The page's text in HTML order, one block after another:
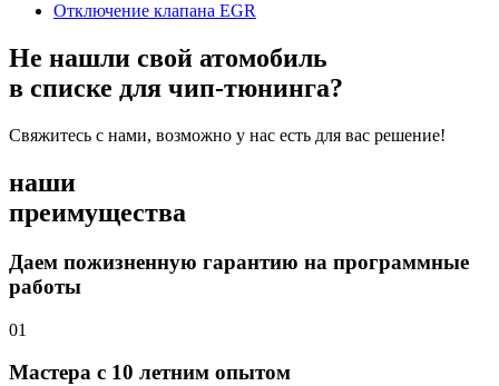
Отключение клапана EGR
Не нашли свой атомобиль
в списке для чип-тюнинга?
Свяжитесь с нами, возможно у нас есть для вас решение!
наши
преимущества
Даем пожизненную гарантию на программные
работы
01
Мастера с 10 летним опытом